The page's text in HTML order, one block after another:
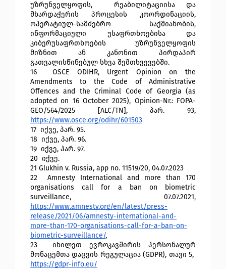
უზრუნველყოფის,  რეაბილიტაციისა და
მხარდაჭერის პროცესის კოორდინაციის,
ოპერატიულ-სამძებრო საქმიანობის,
ინფორმაციული უსაფრთხოებისა და
კიბერუსაფრთხოების უზრუნველყოფის
მიზნით ან კანონით პირდაპირ
გათვალისწინებულ სხვა შემთხვევებში.
16
OSCE ODIHR, Urgent Opinion on the
Amendments to the Code of Administrative
Offences and the Criminal Code of Georgia (as
adopted on 16 October 2025), Opinion-Nr.: FOPA-
https://www.osce.org/odihr/601503
17 იქვე, პარ. 95.
18 იქვე, პარ. 96.
19 იქვე, პარ. 97.
20 იქვე.
21 Glukhin v. Russia, app no. 11519/20, 04.07.2023
22
Amnesty International and more than 170
organisations call for a ban on biometric
https://www.amnesty.org/en/latest/press-
release/2021/06/amnesty-international-and-
more-than-170-organisations-call-for-a-ban-on-
biometric-surveillance/,
23
იხილეთ ევროკავშირის პერსონალურ
https://gdpr-info.eu/